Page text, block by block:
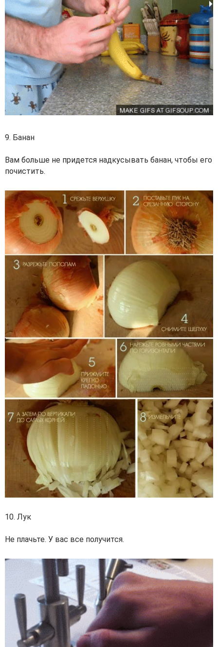
9. Банан
Вам больше не придется надкусывать банан, чтобы его
почистить.
10. Лук
Не плачьте. У вас все получится.